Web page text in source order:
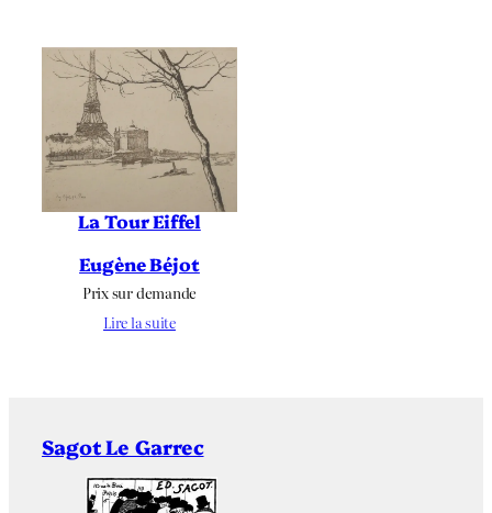
La Tour Eiffel
Eugène Béjot
Prix sur demande
Lire la suite
Sagot Le Garrec